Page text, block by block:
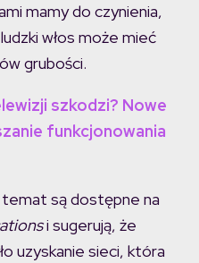
mamy do czynienia,
włos może mieć
grubości.
szkodzi? Nowe
funkcjonowania
temat są dostępne na
i sugerują, że
uzyskanie sieci, która